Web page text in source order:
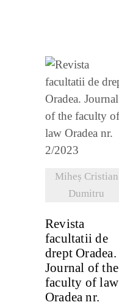
Miheș Cristian
Dumitru
VEZI
DETALII
Revista
facultatii de
drept Oradea.
Journal of the
faculty of law
Oradea nr.